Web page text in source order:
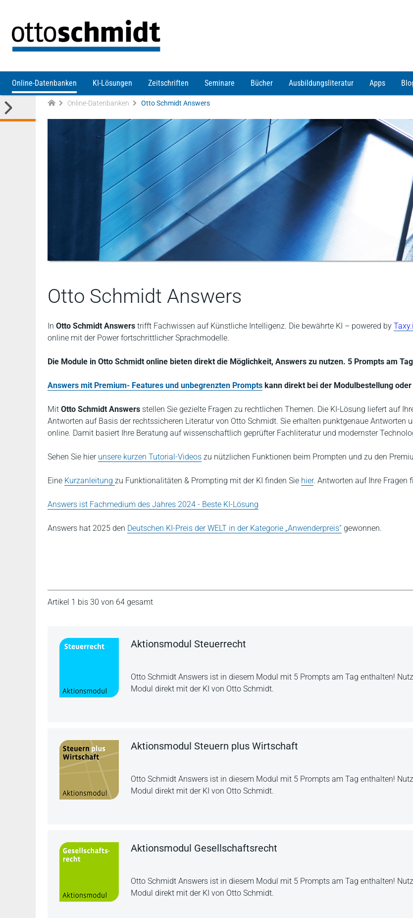
Online-Datenbanken KI-Lösungen Zeitschriften Seminare Bücher Ausbildungsliteratur Apps
Online-Datenbanken Otto Schmidt Answers
Otto Schmidt Answers
In Otto Schmidt Answers trifft Fachwissen auf Künstliche Intelligenz. Die bewährte KI – powered by
online mit der Power fortschrittlicher Sprachmodelle.
Die Module in Otto Schmidt online bieten direkt die Möglichkeit, Answers zu nutzen. 5 Prompts am
Answers mit Premium- Features und unbegrenzten Prompts kann direkt bei der Modulbestellung
Mit Otto Schmidt Answers stellen Sie gezielte Fragen zu rechtlichen Themen. Die KI-Lösung liefert auf
Antworten auf Basis der rechtssicheren Literatur von Otto Schmidt. Sie erhalten punktgenaue
online. Damit basiert Ihre Beratung auf wissenschaftlich geprüfter Fachliteratur und modernster
Sehen Sie hier unsere kurzen Tutorial-Videos zu nützlichen Funktionen beim Prompten und zu den
Eine Kurzanleitung zu Funktionalitäten & Prompting mit der KI finden Sie hier. Antworten auf Ihre Fragen
Answers ist Fachmedium des Jahres 2024 - Beste KI-Lösung
Answers hat 2025 den Deutschen KI-Preis der WELT in der Kategorie „Anwenderpreis“ gewonnen.
Artikel 1 bis 30 von 64 gesamt
Aktionsmodul Steuerrecht
Otto Schmidt Answers ist in diesem Modul mit 5 Prompts am Tag enthalten!
Modul direkt mit der KI von Otto Schmidt.
Aktionsmodul Steuern plus Wirtschaft
Otto Schmidt Answers ist in diesem Modul mit 5 Prompts am Tag enthalten!
Modul direkt mit der KI von Otto Schmidt.
Aktionsmodul Gesellschaftsrecht
Otto Schmidt Answers ist in diesem Modul mit 5 Prompts am Tag enthalten!
Modul direkt mit der KI von Otto Schmidt.